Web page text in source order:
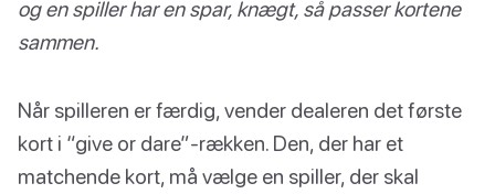
og en spiller har en spar, knægt, så passer kortene
sammen.
Når spilleren er færdig, vender dealeren det første
kort i “give or dare”-rækken. Den, der har et
matchende kort, må vælge en spiller, der skal